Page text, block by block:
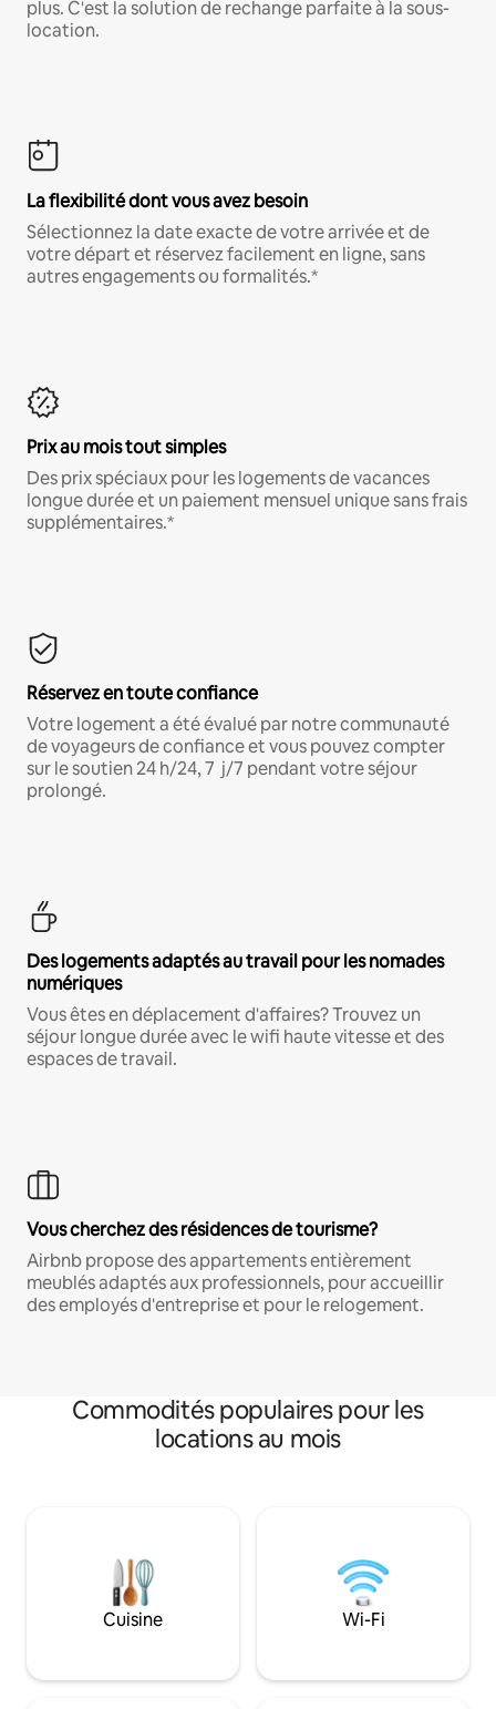
plus. C'est la solution de rechange parfaite à la sous-
location.
La flexibilité dont vous avez besoin
Sélectionnez la date exacte de votre arrivée et de
votre départ et réservez facilement en ligne, sans
autres engagements ou formalités.*
Prix au mois tout simples
Des prix spéciaux pour les logements de vacances
longue durée et un paiement mensuel unique sans frais
supplémentaires.*
Réservez en toute confiance
Votre logement a été évalué par notre communauté
de voyageurs de confiance et vous pouvez compter
sur le soutien 24 h/24, 7 j/7 pendant votre séjour
prolongé.
Des logements adaptés au travail pour les nomades
numériques
Vous êtes en déplacement d'affaires? Trouvez un
séjour longue durée avec le wifi haute vitesse et des
espaces de travail.
Vous cherchez des résidences de tourisme?
Airbnb propose des appartements entièrement
meublés adaptés aux professionnels, pour accueillir
des employés d'entreprise et pour le relogement.
Commodités populaires pour les
locations au mois
Cuisine Wi-Fi